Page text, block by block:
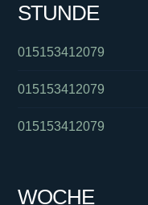
STUNDE
015153412079
015153412079
015153412079
WOCHE